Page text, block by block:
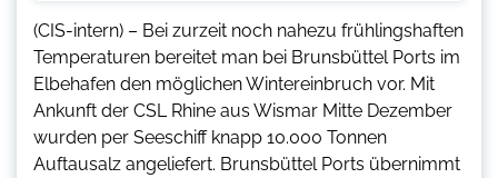
(CIS-intern) – Bei zurzeit noch nahezu frühlingshaften
Temperaturen bereitet man bei Brunsbüttel Ports im
Elbehafen den möglichen Wintereinbruch vor. Mit
Ankunft der CSL Rhine aus Wismar Mitte Dezember
wurden per Seeschiff knapp 10.000 Tonnen
Auftausalz angeliefert. Brunsbüttel Ports übernimmt